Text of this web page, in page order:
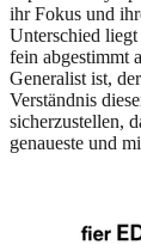
ihr Fokus und
Unterschied
fein abgestimmt
Generalist ist,
Verständnis
sicherzustellen,
genaueste und